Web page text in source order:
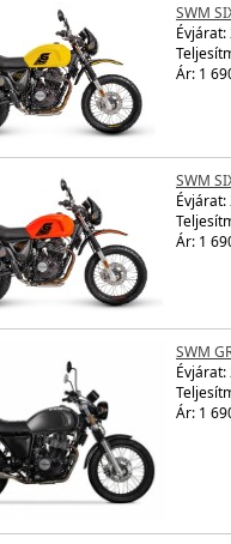
SWM
Évjárat:
Ár: 1
SWM
Évjárat:
Ár: 1
SWM
Évjárat:
Ár: 1